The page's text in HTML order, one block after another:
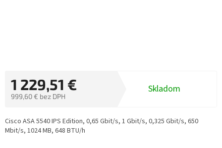
1 229,51 €
999,60 € bez DPH
cena:
Skladom
Cisco ASA 5540 IPS Edition, 0,65 Gbit/s, 1 Gbit/s, 0,325 Gbit/s, 650
Mbit/s, 1024 MB, 648 BTU/h